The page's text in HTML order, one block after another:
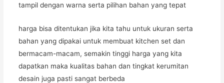
tampil dengan warna serta pilihan bahan yang tepat
harga bisa ditentukan jika kita tahu untuk ukuran serta
bahan yang dipakai untuk membuat kitchen set dan
bermacam-macam, semakin tinggi harga yang kita
dapatkan maka kualitas bahan dan tingkat kerumitan
desain juga pasti sangat berbeda